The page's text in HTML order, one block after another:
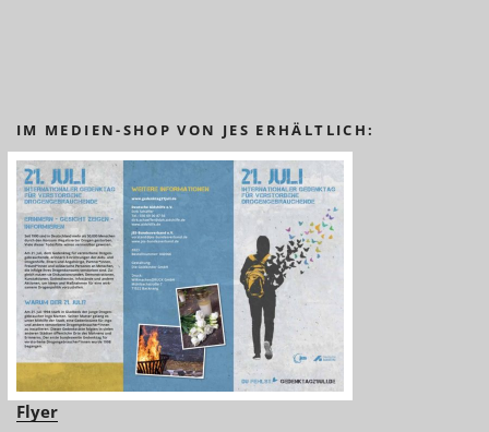
IM MEDIEN-SHOP VON JES ERHÄLTLICH:
Flyer